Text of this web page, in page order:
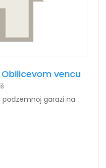
vencu
garazi na